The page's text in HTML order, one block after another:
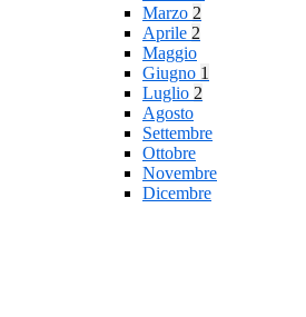
Marzo 2
Aprile 2
Maggio
Giugno 1
Luglio 2
Agosto
Settembre
Ottobre
Novembre
Dicembre